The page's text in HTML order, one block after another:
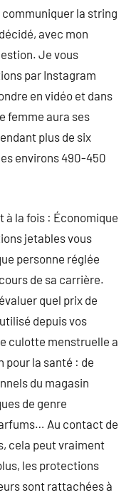
la string
avec mon
Je vous
par Instagram
en vidéo et dans
femme aura ses
plus de six
environs 490-450
à la fois : Économique
jetables vous
personne réglée
de sa carrière.
quel prix de
depuis vos
culotte menstruelle a
pour la santé : de
du magasin
de genre
Au contact de
cela peut vraiment
les protections
sont rattachées à